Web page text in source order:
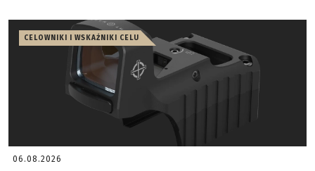
CELOWNIKI I WSKAŹNIKI CELU
06.08.2026